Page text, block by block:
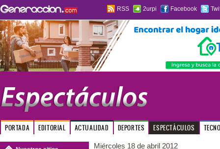
RSS 2urpi Facebook
PORTADA EDITORIAL ACTUALIDAD DEPORTES ESPECTÁCULOS
Miércoles 18 de abril 2012